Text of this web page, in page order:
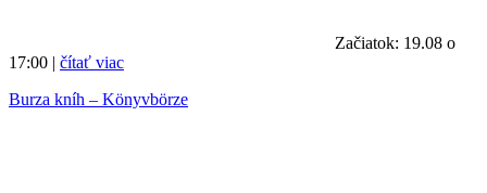
Začiatok: 19.08 o
17:00 | čítať viac
Burza kníh – Könyvbörze